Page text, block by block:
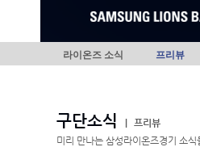
라이온즈 소식 프리뷰
구단소식
프리뷰
미리 만나는 삼성라이온즈경기 소식